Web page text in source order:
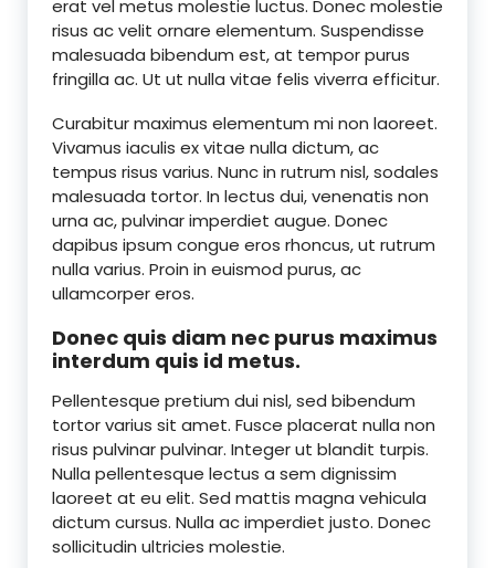
erat vel metus molestie luctus. Donec molestie
risus ac velit ornare elementum. Suspendisse
malesuada bibendum est, at tempor purus
fringilla ac. Ut ut nulla vitae felis viverra efficitur.
Curabitur maximus elementum mi non laoreet.
Vivamus iaculis ex vitae nulla dictum, ac
tempus risus varius. Nunc in rutrum nisl, sodales
malesuada tortor. In lectus dui, venenatis non
urna ac, pulvinar imperdiet augue. Donec
dapibus ipsum congue eros rhoncus, ut rutrum
nulla varius. Proin in euismod purus, ac
ullamcorper eros.
Donec quis diam nec purus maximus
interdum quis id metus.
Pellentesque pretium dui nisl, sed bibendum
tortor varius sit amet. Fusce placerat nulla non
risus pulvinar pulvinar. Integer ut blandit turpis.
Nulla pellentesque lectus a sem dignissim
laoreet at eu elit. Sed mattis magna vehicula
dictum cursus. Nulla ac imperdiet justo. Donec
sollicitudin ultricies molestie.